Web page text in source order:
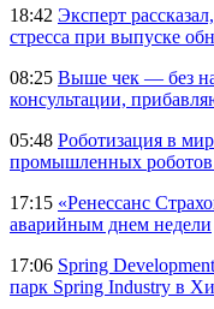
18:42 Эксперт
стресса при выпуске
08:25 Выше чек — без
консультации,
05:48 Роботизация в
промышленных роботов
17:15 «Ренессанс
аварийным днем недели
17:06 Spring
парк Spring Industry в